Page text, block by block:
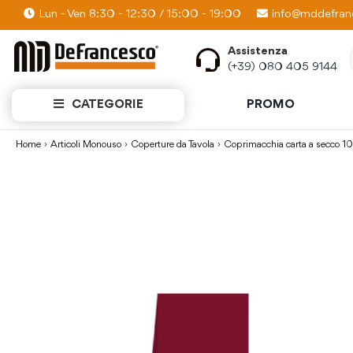
Lun - Ven 8:30 - 12:30 / 15:00 - 19:00
PROMO KIT: Scopri quanti prodotti puoi
Assistenza
(+39) 080 405 9144
CATEGORIE PROMO
Home Articoli Monouso Coperture da Tavola Coprimacchia carta a secco